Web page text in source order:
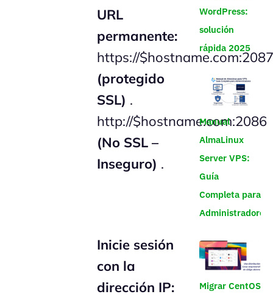
URL
permanente:
https://
(protegido
SSL) .
http://$hostname.com:2086
(No SSL –
Inseguro) .
Inicie sesión
con la
dirección IP:
WordPress:
solución
rápida 2025
Manual
AlmaLinux
Server VPS:
Guía
Completa para
Administradores
Migrar CentOS